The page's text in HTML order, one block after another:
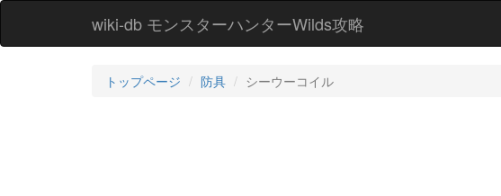
wiki-db モンスターハンターWilds攻略
トップページ 防具 シーウーコイル